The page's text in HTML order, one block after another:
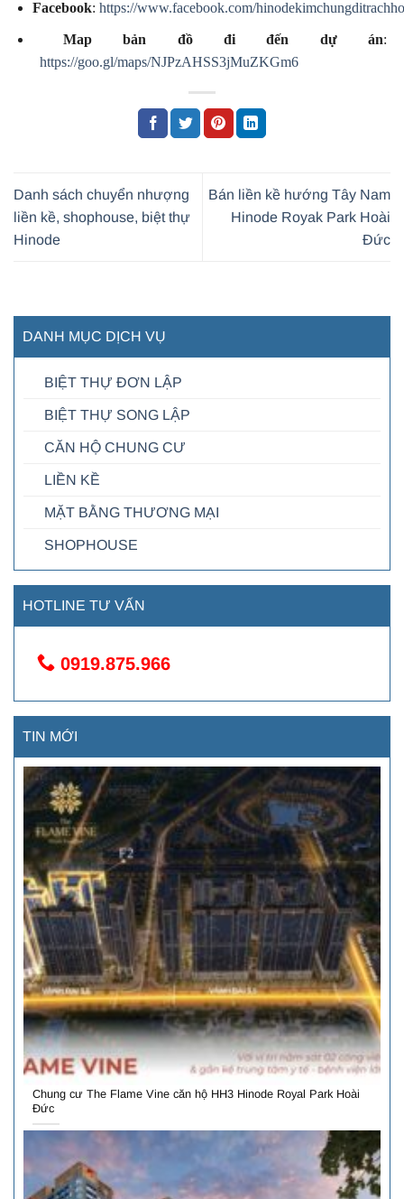
Facebook: https://www.facebook.com/
Map bản đồ đi đến dự án:
https://goo.gl/maps/NJPzAHSS3jMuZKGm6
Danh sách chuyển nhượng
liền kề, shophouse, biệt thự
Hinode
Bán liền kề hướng Tây Nam
Hinode Royak Park Hoài
Đức
DANH MỤC DỊCH VỤ
BIỆT THỰ ĐƠN LẬP
BIỆT THỰ SONG LẬP
CĂN HỘ CHUNG CƯ
LIỀN KỀ
MẶT BẰNG THƯƠNG MẠI
SHOPHOUSE
HOTLINE TƯ VẤN
0919.875.966
TIN MỚI
Chung cư The Flame Vine căn hộ HH3 Hinode Royal Park Hoài
Đức